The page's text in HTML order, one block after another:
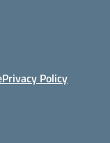
Privacy Policy